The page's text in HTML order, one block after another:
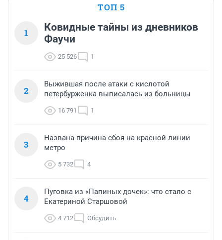
ТОП 5
1
Ковидные тайны из дневников
Фаучи
25 526 1
2
Выжившая после атаки с кислотой
петербурженка выписалась из больницы
16 791 1
3
Названа причина сбоя на красной линии
метро
5 732 4
4
Пуговка из «Папиных дочек»: что стало с
Екатериной Старшовой
4 712 Обсудить